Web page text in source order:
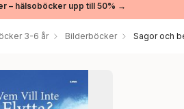
– hälsoböcker upp till 50% →
3-6 år Bilderböcker Sagor och